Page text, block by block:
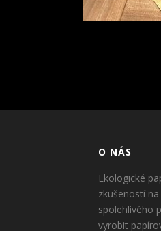
O NÁS
Ekologické
zkušeností
spolehlivého
vyrobit